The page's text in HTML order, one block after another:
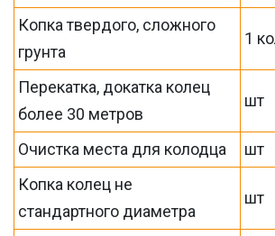
Копка твердого, сложного
грунта
1
Перекатка, докатка колец
более 30 метров
шт
Очистка места для колодца шт
Копка колец не
стандартного диаметра
шт